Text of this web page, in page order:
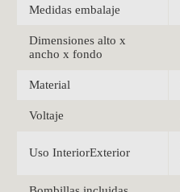
Medidas embalaje
Dimensiones alto x
ancho x fondo
Material
Voltaje
Uso InteriorExterior